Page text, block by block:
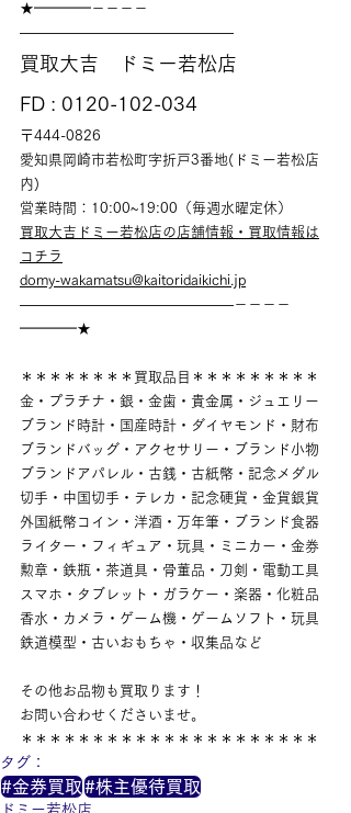
★━━━━－－－－
———————————————
買取大吉　ドミー若松店
FD : 0120-102-034
〒444-0826
愛知県岡崎市若松町字折戸3番地(ドミー若松店
内)
営業時間：10:00~19:00（毎週水曜定休）
買取大吉ドミー若松店の店舗情報・買取情報は
コチラ
domy-wakamatsu@kaitoridaikichi.jp
———————————————－－－－
━━━━★
＊＊＊＊＊＊＊＊買取品目＊＊＊＊＊＊＊＊＊
金・プラチナ・銀・金歯・貴金属・ジュエリー
ブランド時計・国産時計・ダイヤモンド・財布
ブランドバッグ・アクセサリー・ブランド小物
ブランドアパレル・古銭・古紙幣・記念メダル
切手・中国切手・テレカ・記念硬貨・金貨銀貨
外国紙幣コイン・洋酒・万年筆・ブランド食器
ライター・フィギュア・玩具・ミニカー・金券
勲章・鉄瓶・茶道具・骨董品・刀剣・電動工具
スマホ・タブレット・ガラケー・楽器・化粧品
香水・カメラ・ゲーム機・ゲームソフト・玩具
鉄道模型・古いおもちゃ・収集品など
その他お品物も買取ります！
お問い合わせくださいませ。
＊＊＊＊＊＊＊＊＊＊＊＊＊＊＊＊＊＊＊＊＊
タグ：
#金券買取#株主優待買取
ドミー若松店